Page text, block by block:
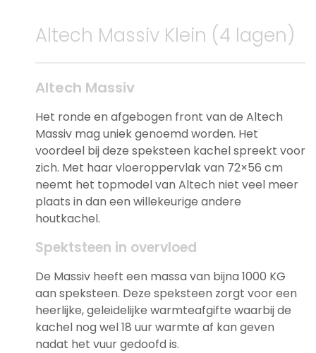
Altech Massiv Klein (4 lagen)
Altech Massiv
Het ronde en afgebogen front van de Altech
Massiv mag uniek genoemd worden. Het
voordeel bij deze speksteen kachel spreekt voor
zich. Met haar vloeroppervlak van 72×56 cm
neemt het topmodel van Altech niet veel meer
plaats in dan een willekeurige andere
houtkachel.
Spektsteen in overvloed
De Massiv heeft een massa van bijna 1000 KG
aan speksteen. Deze speksteen zorgt voor een
heerlijke, geleidelijke warmteafgifte waarbij de
kachel nog wel 18 uur warmte af kan geven
nadat het vuur gedoofd is.